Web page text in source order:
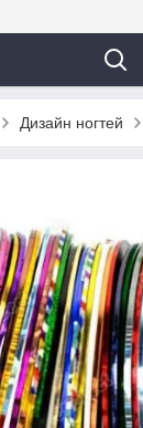
Дизайн ногтей